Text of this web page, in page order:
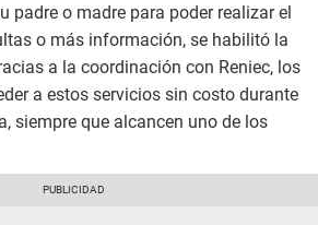
padre o madre para poder realizar el
o más información, se habilitó la
a la coordinación con Reniec, los
a estos servicios sin costo durante
siempre que alcancen uno de los